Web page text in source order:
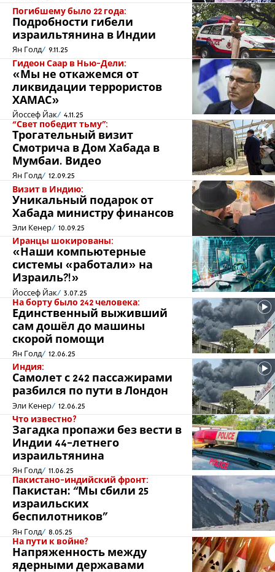
Погибшему было 22 года:
Подробности гибели
израильтянина в Индии
Ян Голд 9.11.25
Гидеон Саар в Нью-Дели:
«Мы не откажемся от
ликвидации террористов
ХАМАС»
Йоссеф Йак 4.11.25
“Свет победит тьму”:
Трогательный визит
Смотрича в Дом Хабада в
Мумбаи. Видео
Ян Голд 12.09.25
Визит в Индию:
Уникальный подарок от
Хабада министру финансов
Эли Кенер 10.09.25
Иранцы шокированы:
«Наши компьютерные
системы «работали» на
Израиль?!»
Йоссеф Йак 3.07.25
На борту было 242 человека:
Единственный выживший
сам дошёл до машины
скорой помощи
Ян Голд 12.06.25
Индия:
Самолет с 242 пассажирами
разбился по пути в Лондон
Эли Кенер 12.06.25
Что известно?
Загадка пропажи без вести в
Индии 44-летнего
израильтянина
Ян Голд 11.06.25
Пакистано-индийский фронт:
Пакистан: “Мы сбили 25
израильских
беспилотников”
Ян Голд 8.05.25
На пути к войне?
Напряженность между
ядерными державами